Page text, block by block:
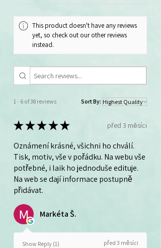
This product doesn't have any reviews
yet, so check out our other reviews
instead.
1 - 6 of 38 reviews Sort By:
★★★★★ před 3 měsíci
Oznámení krásné, všichni ho chválí.
Tisk, motiv, vše v pořádku. Na webu vše
potřebné, i laik ho jednoduše edituje.
Na web se dají informace postupně
přidávat.
Markéta Š.
Show Reply (1) před 3 měsíci